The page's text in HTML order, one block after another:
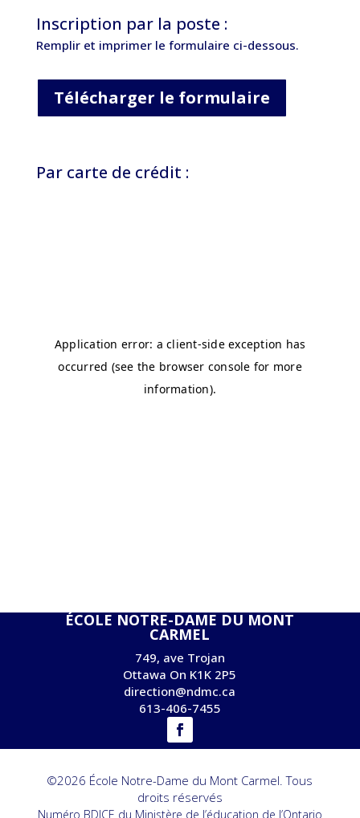
Inscription par la poste :
Remplir et imprimer le formulaire ci-dessous.
Télécharger le formulaire
Par carte de crédit :
ÉCOLE NOTRE-DAME DU MONT
CARMEL
749, ave Trojan
Ottawa On K1K 2P5
direction@ndmc.ca
613-406-7455
©2026 École Notre-Dame du Mont Carmel. Tous
droits réservés
Numéro BDICE du Ministère de l’éducation de l’Ontario